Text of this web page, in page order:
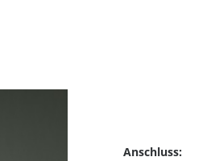
Anschluss: